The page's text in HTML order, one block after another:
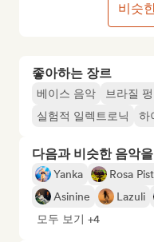
좋아하는 장르
베이스 음악 브라질
실험적 일렉트로닉
하
다음과 비슷한 음악
Yanka Rosa
Asinine
Lazuli
모두 보기 +4
비슷